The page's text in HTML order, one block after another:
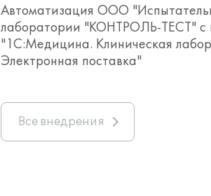
Автоматизация ООО
лаборатории "КОНТРОЛЬ-ТЕСТ"
"1С:Медицина. Клиническая
Электронная поставка"
Все внедрения